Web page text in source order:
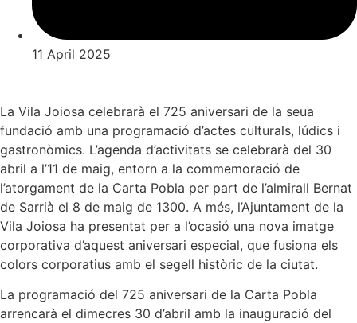
11 April 2025
La Vila Joiosa celebrarà el 725 aniversari de la seua
fundació amb una programació d’actes culturals, lúdics i
gastronòmics. L’agenda d’activitats se celebrarà del 30
abril a l’11 de maig, entorn a la commemoració de
l’atorgament de la Carta Pobla per part de l’almirall Bernat
de Sarrià el 8 de maig de 1300. A més, l’Ajuntament de la
Vila Joiosa ha presentat per a l’ocasió una nova imatge
corporativa d’aquest aniversari especial, que fusiona els
colors corporatius amb el segell històric de la ciutat.
La programació del 725 aniversari de la Carta Pobla
arrencarà el dimecres 30 d’abril amb la inauguració del